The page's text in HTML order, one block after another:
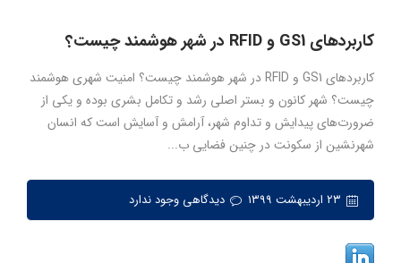
کاربردهای GS1 و RFID در شهر هوشمند چیست؟
کاربردهای GS1 و RFID در شهر هوشمند چیست؟ امنیت شهری هوشمند
چیست؟ شهر کانون و بستر اصلی رشد و تکامل بشری بوده و یکی از
ضرورت‌های پیدایش و تداوم شهر، آرامش و آسایش است که انسان
شهرنشین از سکونت در چنین فضایی ب...
دیدگاهی وجود ندارد